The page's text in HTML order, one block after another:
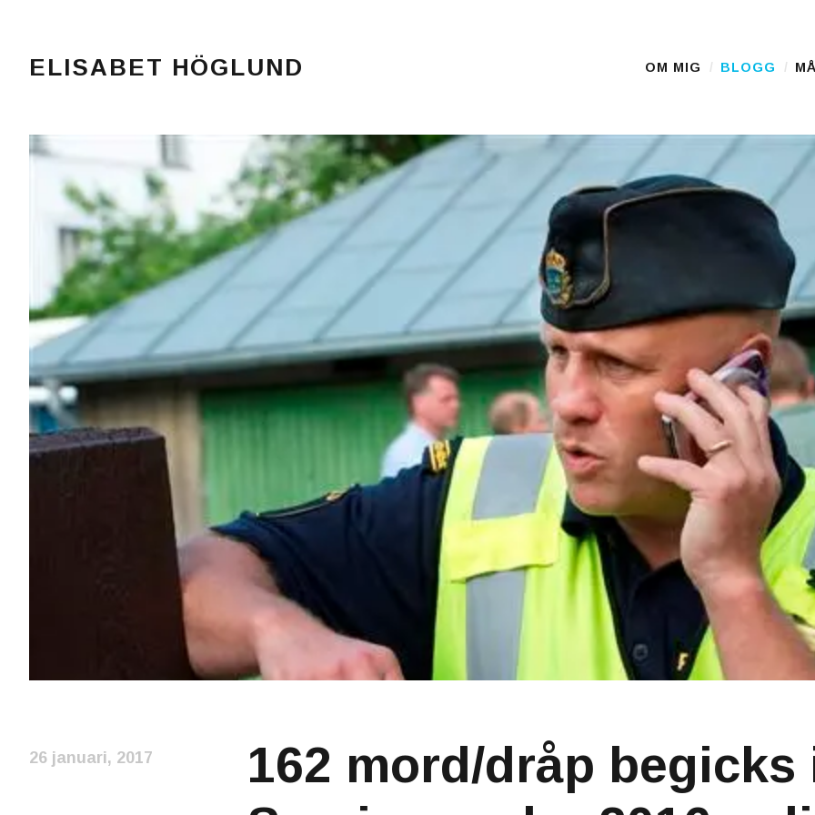
ELISABET HÖGLUND Main Menu
OM MIG BLOGG
162 mord/dråp begicks
26 januari, 2017